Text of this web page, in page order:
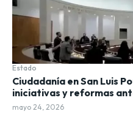
Estado
Ciudadanía en San Luis
iniciativas y reformas
mayo 24, 2026